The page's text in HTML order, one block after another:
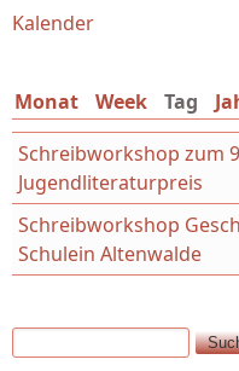
Sie sind hier
Kalender
Monat Week Tag
Schreibworkshop zum
Jugendliteraturpreis
Schreibworkshop
Schulein Altenwalde
Suchformular
Suche